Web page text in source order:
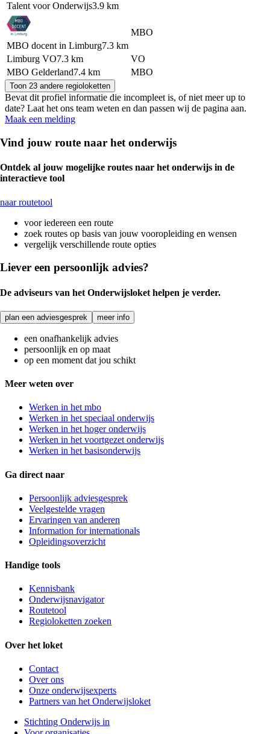
Talent voor Onderwijs3.9 km
MBO docent in Limburg7.3 km
MBO
Limburg VO7.3 km
VO
MBO Gelderland7.4 km MBO
Toon 23 andere regioloketten
Bevat dit profiel informatie die incompleet is, of niet meer up to
date? Laat het ons team weten en dan passen wij de pagina aan.
Maak een melding
Vind jouw route naar het onderwijs
Ontdek al jouw mogelijke routes naar het onderwijs in de
interactieve tool
naar routetool
voor iedereen een route
zoek routes op basis van jouw vooropleiding en wensen
vergelijk verschillende route opties
Liever een persoonlijk advies?
De adviseurs van het Onderwijsloket helpen je verder.
plan een adviesgesprek meer info
een onafhankelijk advies
persoonlijk en op maat
op een moment dat jou schikt
Meer weten over
Werken in het mbo
Werken in het speciaal onderwijs
Werken in het hoger onderwijs
Werken in het voortgezet onderwijs
Werken in het basisonderwijs
Ga direct naar
Persoonlijk adviesgesprek
Veelgestelde vragen
Ervaringen van anderen
Information for internationals
Opleidingsoverzicht
Handige tools
Kennisbank
Onderwijsnavigator
Routetool
Regioloketten zoeken
Over het loket
Contact
Over ons
Onze onderwijsexperts
Partners van het Onderwijsloket
Stichting Onderwijs in